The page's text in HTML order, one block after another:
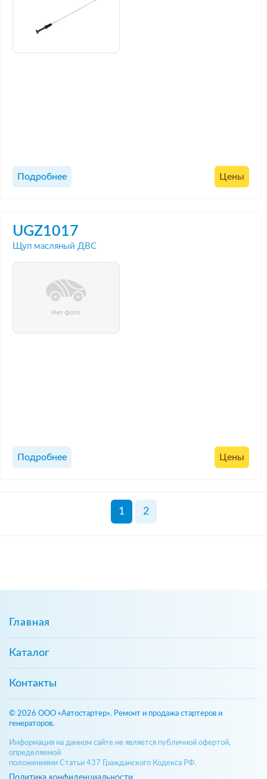
Подробнее Цены
UGZ1017
Щуп масляный ДВС
Подробнее Цены
1 2
Главная
Каталог
Контакты
© 2026 ООО «Автостартер». Ремонт и продажа стартеров и
генераторов.
Информация на данном сайте не является публичной офертой,
определяемой
положениями Статьи 437 Гражданского Кодекса РФ.